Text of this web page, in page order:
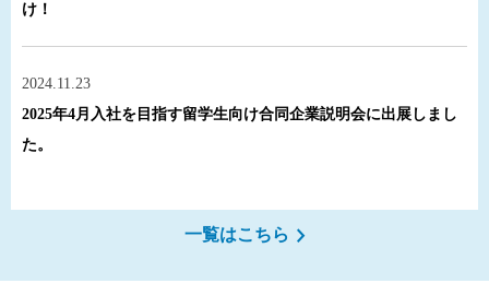
け！
2024.11.23
2025年4月入社を目指す留学生向け合同企業説明会に出展しまし
た。
一覧はこちら